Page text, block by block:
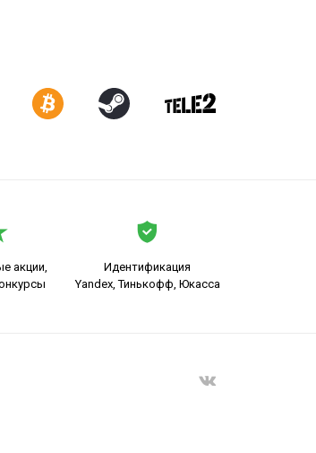
акции,
Идентификация
Yandex, Тинькофф, Юкасса